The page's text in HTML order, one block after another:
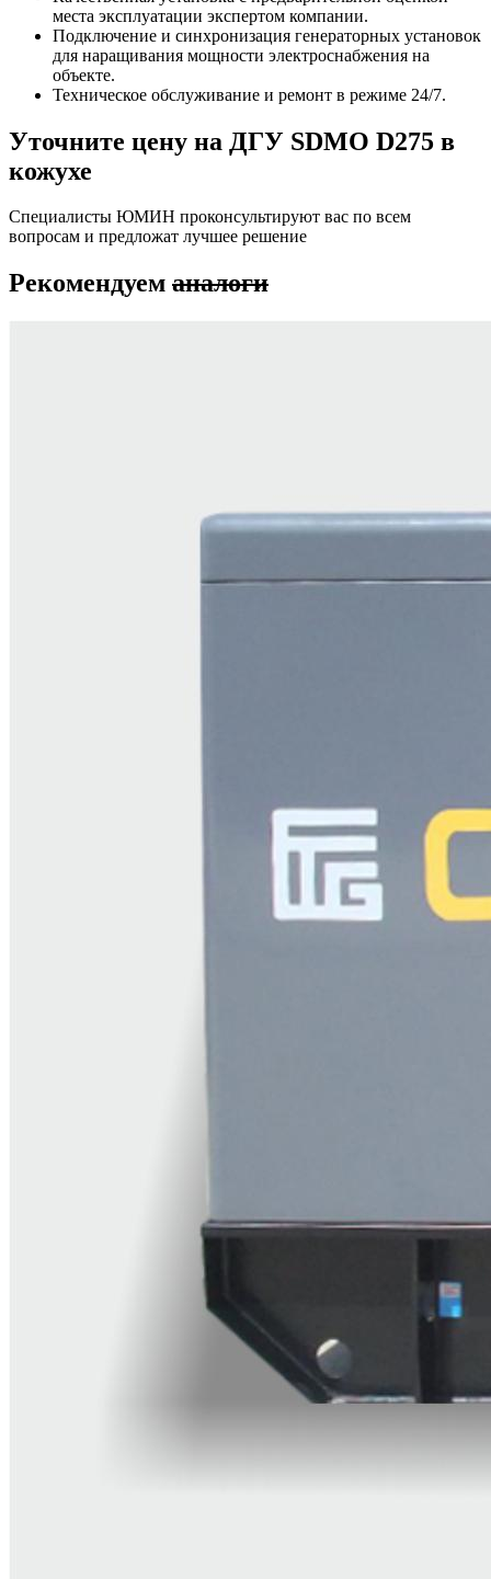
места эксплуатации экспертом компании.
Подключение и синхронизация генераторных установок
для наращивания мощности электроснабжения на
объекте.
Техническое обслуживание и ремонт в режиме 24/7.
Уточните цену на ДГУ SDMO D275 в
кожухе
Специалисты ЮМИН проконсультируют вас по всем
вопросам и предложат лучшее решение
Рекомендуем аналоги